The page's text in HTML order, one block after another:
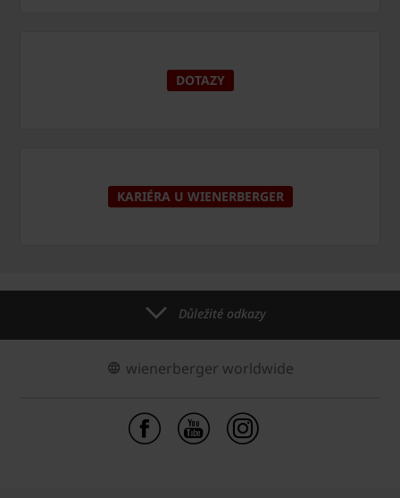
DOTAZY
KARIÉRA U WIENERBERGER
Důležité odkazy
wienerberger worldwide